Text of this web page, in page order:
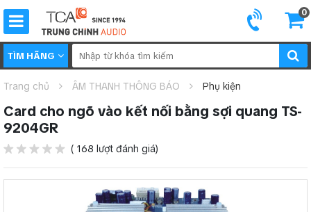
0
TÌM HÃNG
Trang chủ ÂM THANH THÔNG BÁO Phụ kiện
Card cho ngõ vào kết nối bằng sợi quang TS-
9204GR
( 168 lượt đánh giá)